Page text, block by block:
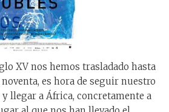
XV nos hemos trasladado hasta
es hora de seguir nuestro
llegar a África, concretamente a